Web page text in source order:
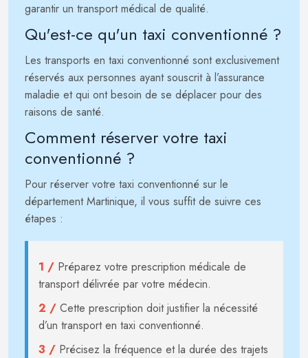
garantir un transport médical de qualité.
Qu'est-ce qu'un taxi conventionné ?
Les transports en taxi conventionné sont exclusivement
réservés aux personnes ayant souscrit à l’assurance
maladie et qui ont besoin de se déplacer pour des
raisons de santé.
Comment réserver votre taxi
conventionné ?
Pour réserver votre taxi conventionné sur le
département Martinique, il vous suffit de suivre ces
étapes :
1 / Préparez votre prescription médicale de
transport délivrée par votre médecin.
2 / Cette prescription doit justifier la nécessité
d’un transport en taxi conventionné.
3 / Précisez la fréquence et la durée des trajets